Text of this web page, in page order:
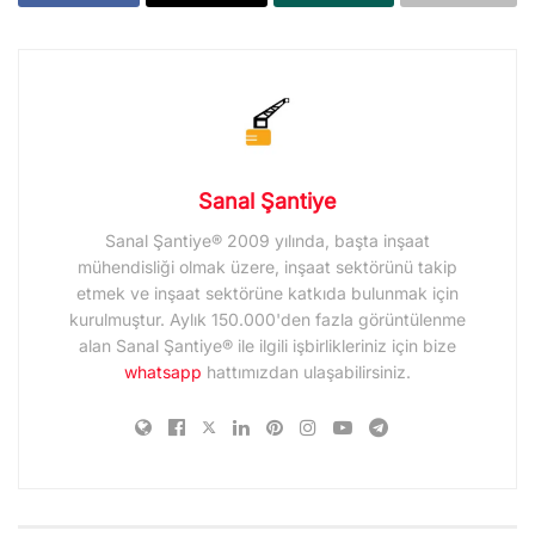
Sanal Şantiye
Sanal Şantiye® 2009 yılında, başta inşaat
mühendisliği olmak üzere, inşaat sektörünü takip
etmek ve inşaat sektörüne katkıda bulunmak için
kurulmuştur. Aylık 150.000'den fazla görüntülenme
alan Sanal Şantiye® ile ilgili işbirlikleriniz için bize
whatsapp hattımızdan ulaşabilirsiniz.